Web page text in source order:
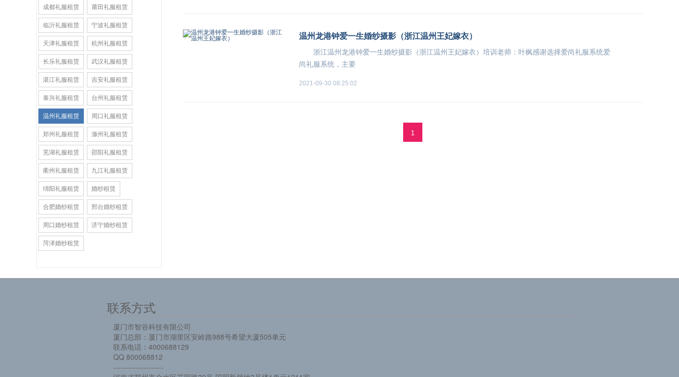
成都礼服租赁 莆田礼服租赁
临沂礼服租赁 宁波礼服租赁
天津礼服租赁 杭州礼服租赁
长乐礼服租赁 武汉礼服租赁
湛江礼服租赁 吉安礼服租赁
泰兴礼服租赁 台州礼服租赁
温州礼服租赁 周口礼服租赁
郑州礼服租赁 滁州礼服租赁
芜湖礼服租赁 邵阳礼服租赁
衢州礼服租赁 九江礼服租赁
绵阳礼服租赁 婚纱租赁
合肥婚纱租赁 邢台婚纱租赁
周口婚纱租赁 济宁婚纱租赁
菏泽婚纱租赁
温州龙港钟爱一生婚纱摄影（浙江温州王妃嫁衣）
浙江温州龙港钟爱一生婚纱摄影（浙江温州王妃嫁衣）培训老师：叶枫感谢选择爱尚礼服系统爱
尚礼服系统，主要
2021-09-30 08:25:02
1
联系方式
厦门市智谷科技有限公司
厦门总部：厦门市湖里区安岭路988号希望大厦505单元
联系电话：4000688129
QQ 800068812
--------------------